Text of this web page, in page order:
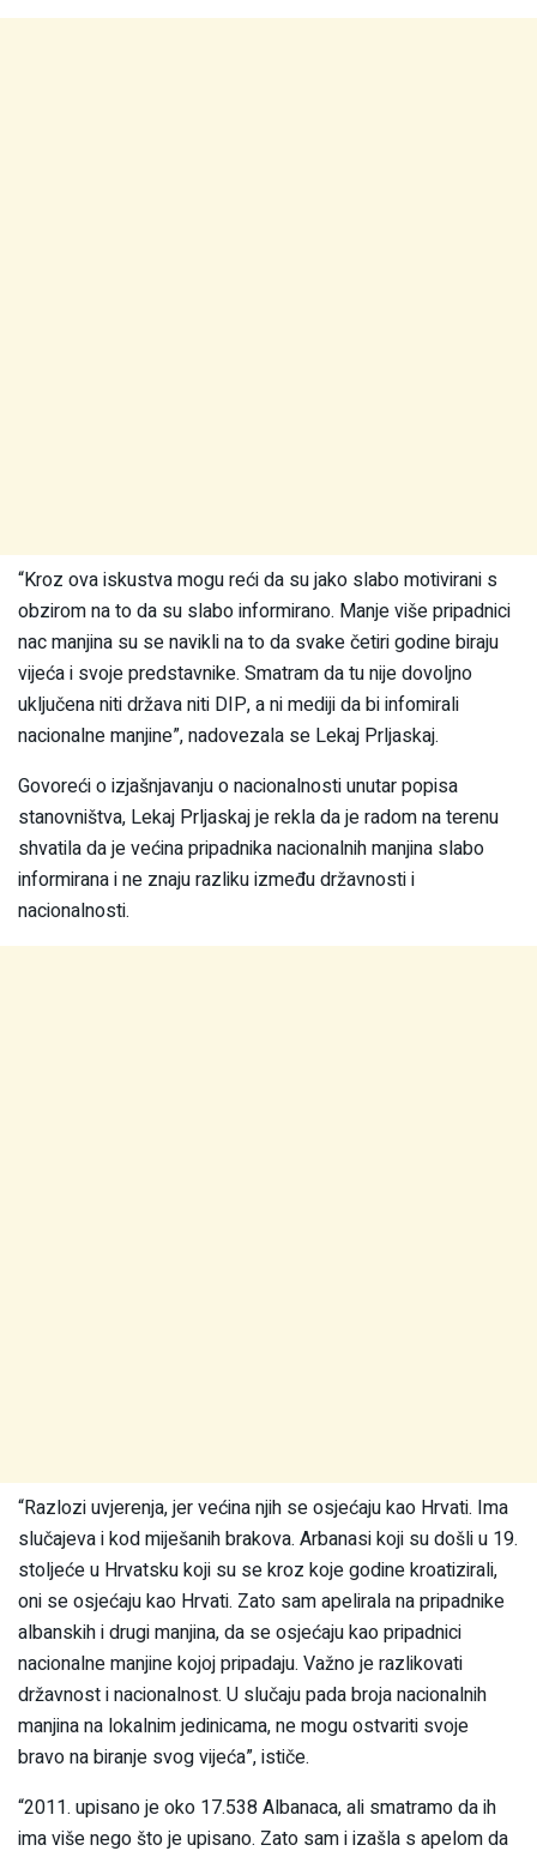
“Kroz ova iskustva mogu reći da su jako slabo motivirani s
obzirom na to da su slabo informirano. Manje više pripadnici
nac manjina su se navikli na to da svake četiri godine biraju
vijeća i svoje predstavnike. Smatram da tu nije dovoljno
uključena niti država niti DIP, a ni mediji da bi infomirali
nacionalne manjine”, nadovezala se Lekaj Prljaskaj.
Govoreći o izjašnjavanju o nacionalnosti unutar popisa
stanovništva, Lekaj Prljaskaj je rekla da je radom na terenu
shvatila da je većina pripadnika nacionalnih manjina slabo
informirana i ne znaju razliku između državnosti i
nacionalnosti.
“Razlozi uvjerenja, jer većina njih se osjećaju kao Hrvati. Ima
slučajeva i kod miješanih brakova. Arbanasi koji su došli u 19.
stoljeće u Hrvatsku koji su se kroz koje godine kroatizirali,
oni se osjećaju kao Hrvati. Zato sam apelirala na pripadnike
albanskih i drugi manjina, da se osjećaju kao pripadnici
nacionalne manjine kojoj pripadaju. Važno je razlikovati
državnost i nacionalnost. U slučaju pada broja nacionalnih
manjina na lokalnim jedinicama, ne mogu ostvariti svoje
bravo na biranje svog vijeća”, ističe.
“2011. upisano je oko 17.538 Albanaca, ali smatramo da ih
ima više nego što je upisano. Zato sam i izašla s apelom da